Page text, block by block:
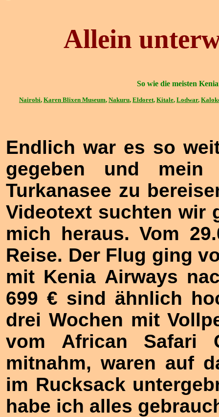
Allein
So wie die meisten
Nairobi, Karen Blixen Museum, Nakuru, Eldoret, Kitale, Lodwar,
Endlich war es so
gegeben und mein
Turkanasee zu
Videotext suchten wir
mich heraus. Vom
Reise. Der Flug ging
mit Kenia Airways
699 € sind ähnlich
drei Wochen mit
vom African Safari
mitnahm, waren auf
im Rucksack
habe ich alles